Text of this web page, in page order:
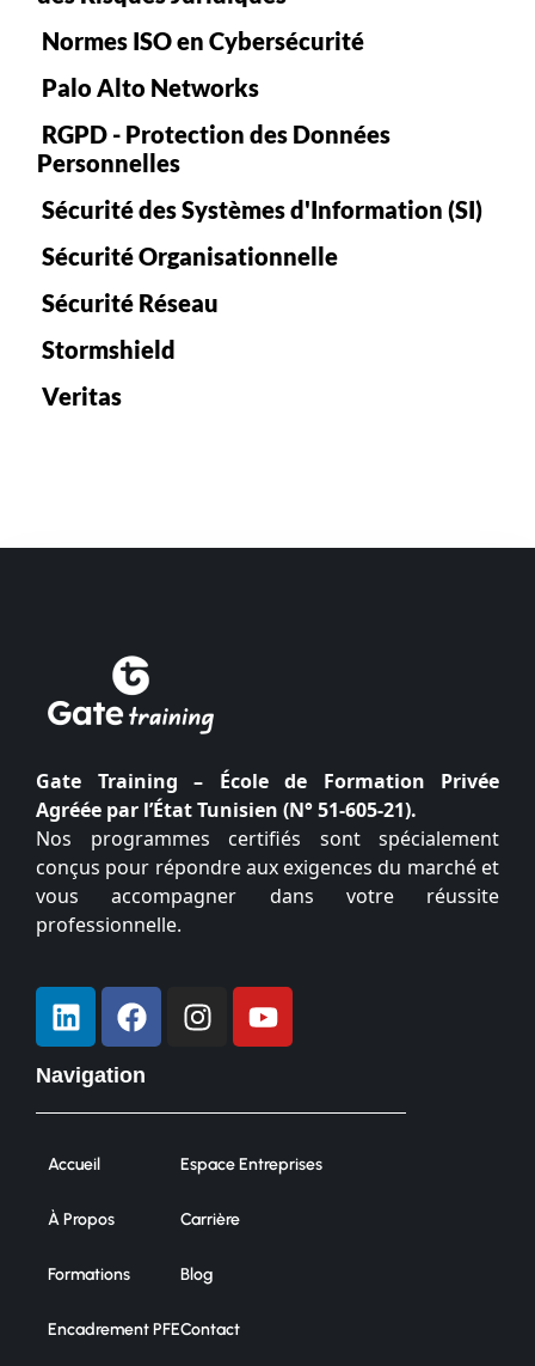
Normes ISO en Cybersécurité
Palo Alto Networks
RGPD - Protection des Données
Personnelles
Sécurité des Systèmes d'Information (SI)
Sécurité Organisationnelle
Sécurité Réseau
Stormshield
Veritas
Gate Training – École de Formation Privée
Agréée par l’État Tunisien (N° 51-605-21).
Nos programmes certifiés sont spécialement
conçus pour répondre aux exigences du marché et
vous accompagner dans votre réussite
professionnelle.
Navigation
Accueil
À Propos
Formations
Encadrement PFE
Espace Entreprises
Carrière
Blog
Contact